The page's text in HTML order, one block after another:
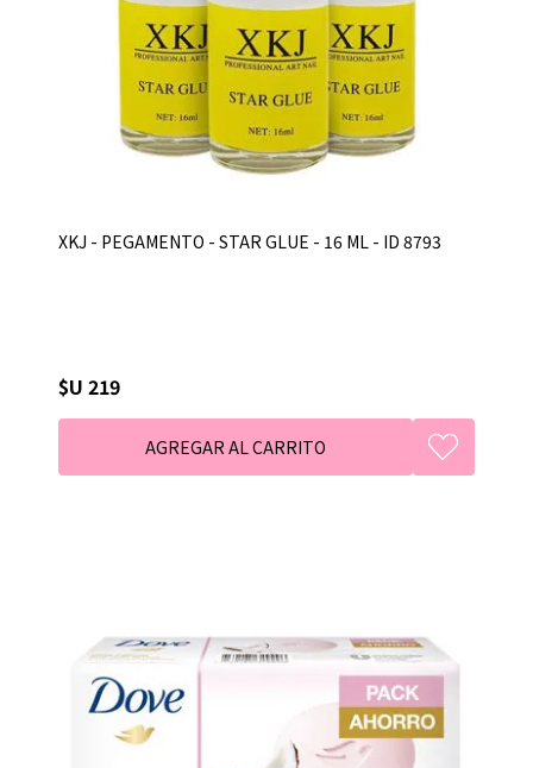
XKJ - PEGAMENTO - STAR GLUE - 16 ML - ID 8793
$U 219